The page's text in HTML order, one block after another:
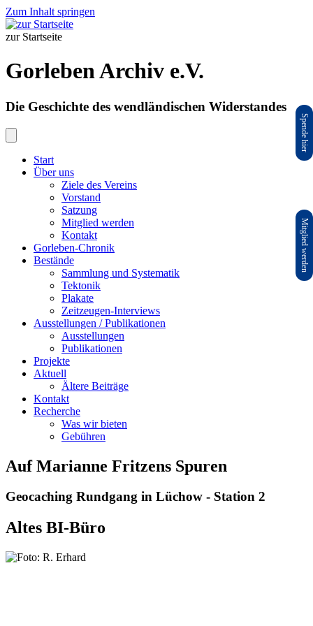
Spende hier
Mitglied werden
Zum Inhalt springen
zur Startseite
Gorleben Archiv e.V.
Die Geschichte des wendländischen Widerstandes
Start
Über uns
Ziele des Vereins
Vorstand
Satzung
Mitglied werden
Kontakt
Gorleben-Chronik
Bestände
Sammlung und Systematik
Tektonik
Plakate
Zeitzeugen-Interviews
Ausstellungen / Publikationen
Ausstellungen
Publikationen
Projekte
Aktuell
Ältere Beiträge
Kontakt
Recherche
Was wir bieten
Gebühren
Auf Marianne Fritzens Spuren
Geocaching Rundgang in Lüchow - Station 2
Altes BI-Büro